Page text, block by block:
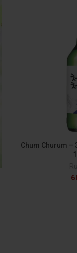
Chum Churum –